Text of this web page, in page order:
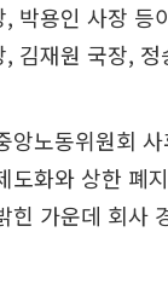
박용인 사장 등
, 김재원 국장,
앙노동위원회
도화와 상한 폐
힌 가운데 회사